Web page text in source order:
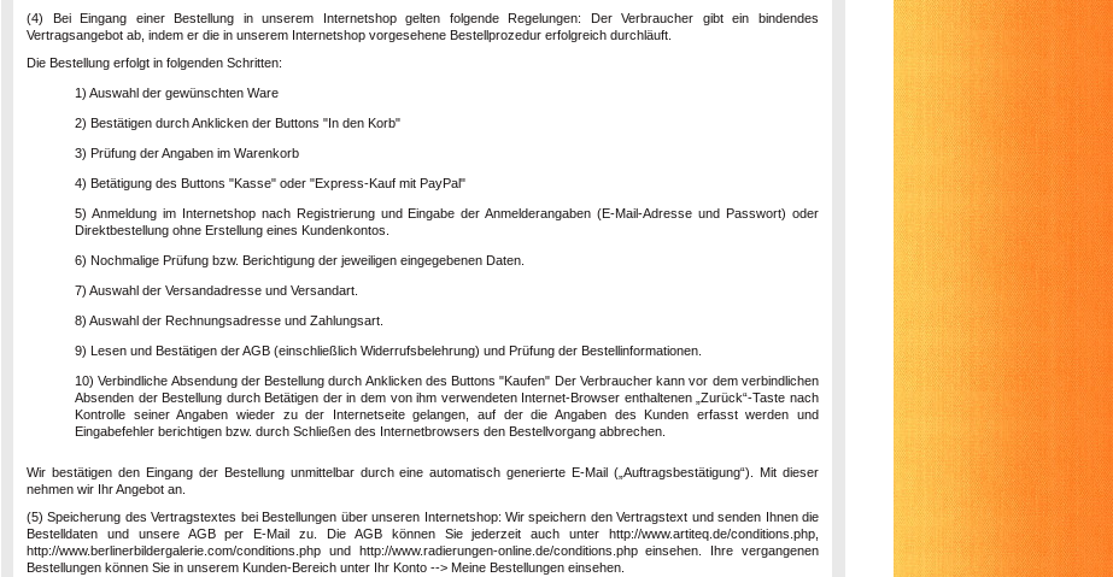
(4) Bei Eingang einer Bestellung in unserem Internetshop gelten folgende Regelungen: Der Verbraucher gibt ein bindendes
Vertragsangebot ab, indem er die in unserem Internetshop vorgesehene Bestellprozedur erfolgreich durchläuft.
Die Bestellung erfolgt in folgenden Schritten:
1) Auswahl der gewünschten Ware
2) Bestätigen durch Anklicken der Buttons "In den Korb"
3) Prüfung der Angaben im Warenkorb
4) Betätigung des Buttons "Kasse" oder "Express-Kauf mit PayPal"
5) Anmeldung im Internetshop nach Registrierung und Eingabe der Anmelderangaben (E-Mail-Adresse und Passwort) oder
Direktbestellung ohne Erstellung eines Kundenkontos.
6) Nochmalige Prüfung bzw. Berichtigung der jeweiligen eingegebenen Daten.
7) Auswahl der Versandadresse und Versandart.
8) Auswahl der Rechnungsadresse und Zahlungsart.
9) Lesen und Bestätigen der AGB (einschließlich Widerrufsbelehrung) und Prüfung der Bestellinformationen.
10) Verbindliche Absendung der Bestellung durch Anklicken des Buttons "Kaufen" Der Verbraucher kann vor dem verbindlichen
Absenden der Bestellung durch Betätigen der in dem von ihm verwendeten Internet-Browser enthaltenen „Zurück“-Taste nach
Kontrolle seiner Angaben wieder zu der Internetseite gelangen, auf der die Angaben des Kunden erfasst werden und
Eingabefehler berichtigen bzw. durch Schließen des Internetbrowsers den Bestellvorgang abbrechen.
Wir bestätigen den Eingang der Bestellung unmittelbar durch eine automatisch generierte E-Mail („Auftragsbestätigung“). Mit dieser
nehmen wir Ihr Angebot an.
(5) Speicherung des Vertragstextes bei Bestellungen über unseren Internetshop: Wir speichern den Vertragstext und senden Ihnen die
Bestelldaten und unsere AGB per E-Mail zu. Die AGB können Sie jederzeit auch unter http://www.artiteq.de/conditions.php,
http://www.berlinerbildergalerie.com/conditions.php und http://www.radierungen-online.de/conditions.php einsehen. Ihre vergangenen
Bestellungen können Sie in unserem Kunden-Bereich unter Ihr Konto --> Meine Bestellungen einsehen.